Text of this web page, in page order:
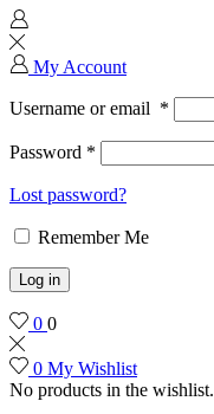
My Account
Username or email *
Password *
Lost password?
Remember Me
Log in
0 0
0 My Wishlist
No products in the wishlist.